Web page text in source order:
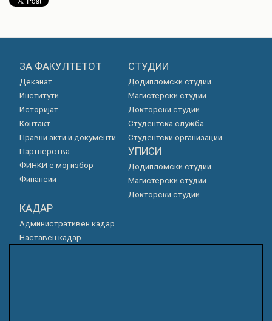
ЗА ФАКУЛТЕТОТ
Деканат
Институти
Историјат
Контакт
Правни акти и документи
Партнерства
ФИНКИ е мој избор
Финансии
СТУДИИ
Додипломски студии
Магистерски студии
Докторски студии
Студентска служба
Студентски организации
УПИСИ
Додипломски студии
Магистерски студии
Докторски студии
КАДАР
Административен кадар
Наставен кадар